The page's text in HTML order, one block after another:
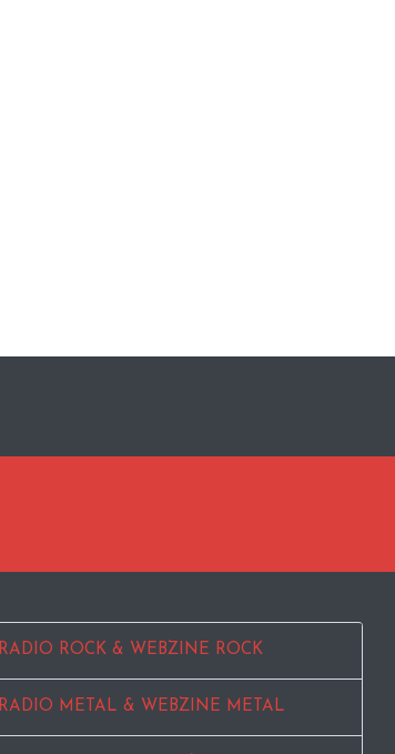
RADIO ROCK & WEBZINE ROCK
RADIO METAL & WEBZINE METAL